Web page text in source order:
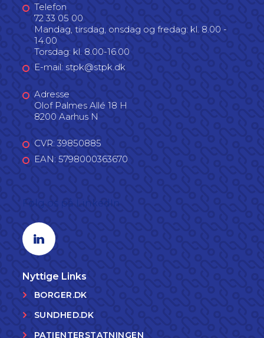
Telefon
72 33 05 00
Mandag, tirsdag, onsdag og fredag: kl. 8.00 -
14.00
Torsdag: kl. 8.00-16.00
E-mail: stpk@stpk.dk
Adresse
Olof Palmes Allé 18 H
8200 Aarhus N
CVR: 39850885
EAN: 5798000363670
Linkedin profil
Nyttige Links
BORGER.DK
SUNDHED.DK
PATIENTERSTATNINGEN